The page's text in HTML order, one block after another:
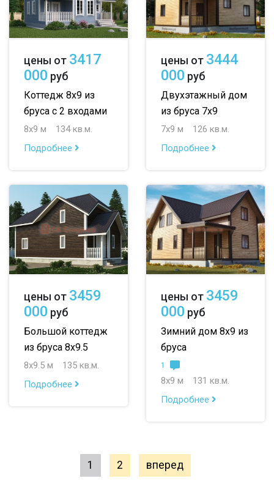
цены от 3417
000 руб
Коттедж 8х9 из
бруса с 2 входами
8х9 м
134 кв.м.
Подробнее
цены от 3444
000 руб
Двухэтажный дом
из бруса 7х9
7х9 м
126 кв.м.
Подробнее
цены от 3459
000 руб
Большой коттедж
из бруса 8х9.5
8х9.5 м
135 кв.м.
Подробнее
цены от 3459
000 руб
Зимний дом 8х9 из
бруса
1
8х9 м
131 кв.м.
Подробнее
1 2 вперед